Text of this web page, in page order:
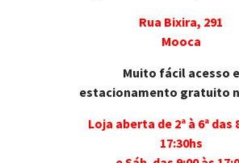
Rua Bixira, 291
Mooca
Muito fácil acesso e
estacionamento gratuito
Loja aberta de 2ª à 6ª das
17:30hs